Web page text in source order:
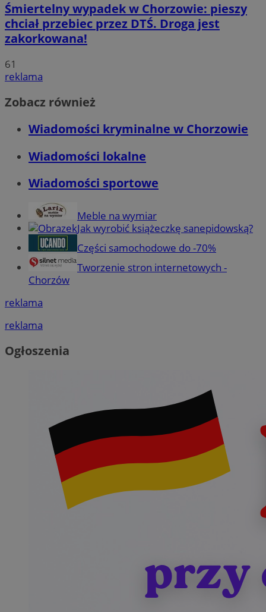
Śmiertelny wypadek w Chorzowie: pieszy
chciał przebiec przez DTŚ. Droga jest
zakorkowana!
61
reklama
Zobacz również
Wiadomości kryminalne w Chorzowie
Wiadomości lokalne
Wiadomości sportowe
Meble na wymiar
Jak wyrobić książeczkę sanepidowską?
Części samochodowe do -70%
Tworzenie stron internetowych -
Chorzów
reklama
reklama
Ogłoszenia